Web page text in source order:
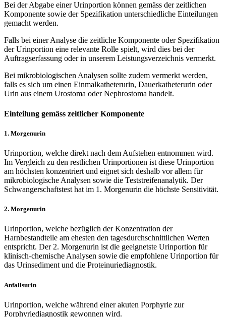
Bei der Abgabe einer Urinportion können gemäss der zeitlichen
Komponente sowie der Spezifikation unterschiedliche Einteilungen
gemacht werden.
Falls bei einer Analyse die zeitliche Komponente oder Spezifikation
der Urinportion eine relevante Rolle spielt, wird dies bei der
Auftragserfassung oder in unserem Leistungsverzeichnis vermerkt.
Bei mikrobiologischen Analysen sollte zudem vermerkt werden,
falls es sich um einen Einmalkatheterurin, Dauerkatheterurin oder
Urin aus einem Urostoma oder Nephrostoma handelt.
Einteilung gemäss zeitlicher Komponente
1. Morgenurin
Urinportion, welche direkt nach dem Aufstehen entnommen wird.
Im Vergleich zu den restlichen Urinportionen ist diese Urinportion
am höchsten konzentriert und eignet sich deshalb vor allem für
mikrobiologische Analysen sowie die Teststreifenanalytik. Der
Schwangerschaftstest hat im 1. Morgenurin die höchste Sensitivität.
2. Morgenurin
Urinportion, welche bezüglich der Konzentration der
Harnbestandteile am ehesten den tagesdurchschnittlichen Werten
entspricht. Der 2. Morgenurin ist die geeignetste Urinportion für
klinisch-chemische Analysen sowie die empfohlene Urinportion für
das Urinsediment und die Proteinuriediagnostik.
Anfallsurin
Urinportion, welche während einer akuten Porphyrie zur
Porphyriediagnostik gewonnen wird.